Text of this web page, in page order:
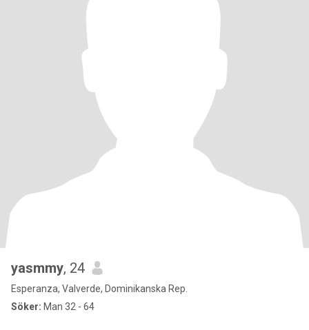
yasmmy, 24
Esperanza, Valverde, Dominikanska Rep.
Söker: Man 32 - 64